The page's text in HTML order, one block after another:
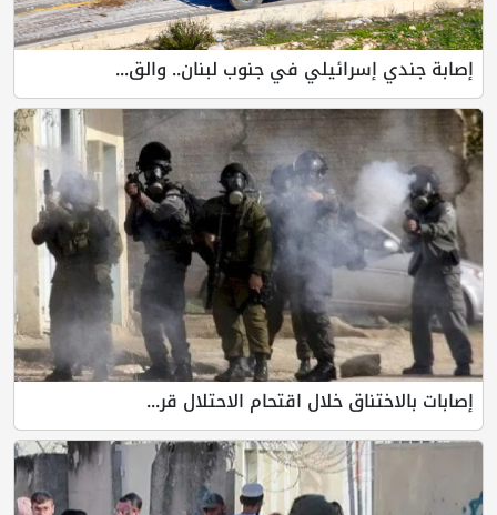
إصابة جندي إسرائيلي في جنوب لبنان.. والق...
إصابات بالاختناق خلال اقتحام الاحتلال قر...